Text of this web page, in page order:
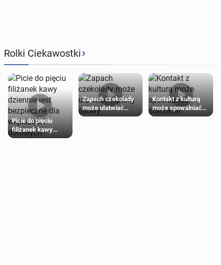
Rolki Ciekawostki›
Picie do pięciu
filiżanek kawy
dziennie jest
Zapach czekolady
może ułatwiać
trening siłowy
Kontakt z kulturą
może spowalniać
starzenie